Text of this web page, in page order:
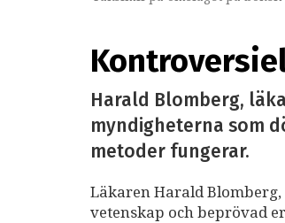
Harald Blomberg,
myndigheterna som
metoder fungerar.
Läkaren Harald
vetenskap och beprövad